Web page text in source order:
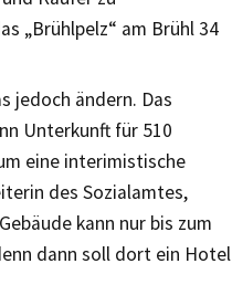
„Brühlpelz“ am Brühl 34
jedoch ändern. Das
Unterkunft für 510
eine interimistische
des Sozialamtes,
kann nur bis zum
dann soll dort ein Hotel